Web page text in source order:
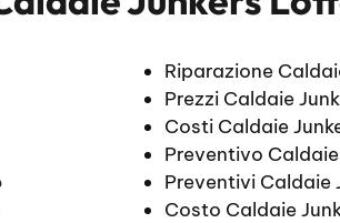
Riparazione
Prezzi Caldaie
Costi Caldaie
Preventivo
Preventivi Caldaie
Costo Caldaie